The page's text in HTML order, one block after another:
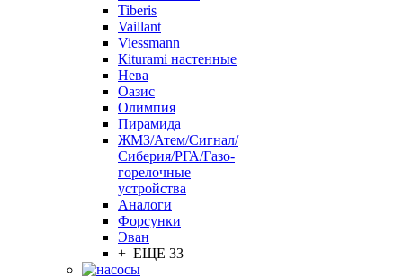
Tiberis
Vaillant
Viessmann
Кiturami настенные
Нева
Оазис
Олимпия
Пирамида
ЖМЗ/Атем/Сигнал/
Сиберия/РГА/Газо-
горелочные
устройства
Aналоги
Форсунки
Эван
+ ЕЩЕ 33